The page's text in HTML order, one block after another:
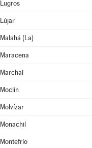
Lugros
Lújar
Malahá (La)
Maracena
Marchal
Moclín
Molvízar
Monachil
Montefrío